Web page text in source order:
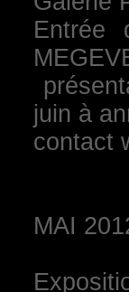
Entrée
juin à
contact
MAI